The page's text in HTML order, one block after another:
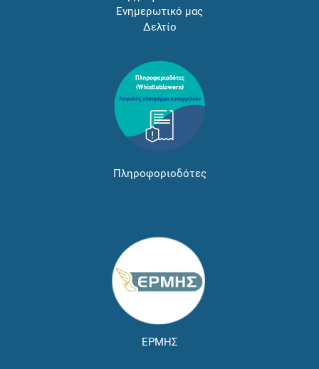
Ενημερωτικό μας
Δελτίο
Πληροφοριοδότες
ΕΡΜΗΣ